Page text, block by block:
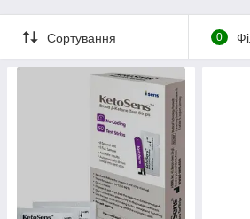
Сортування 0